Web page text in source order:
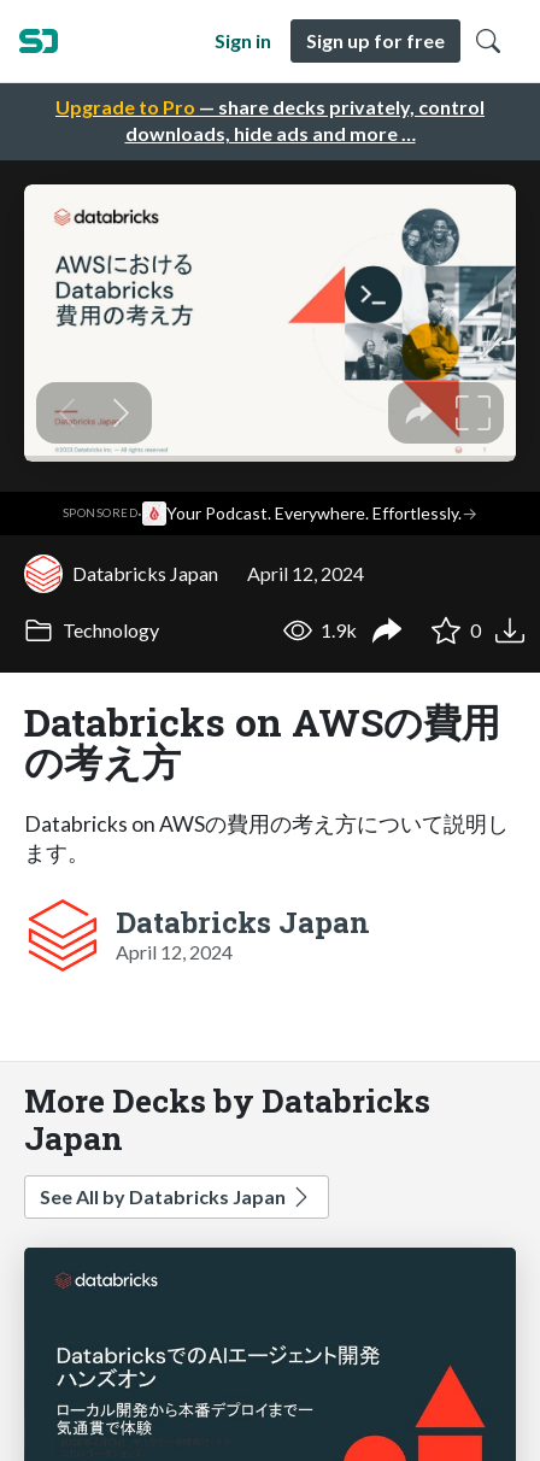
Upgrade to Pro — share decks privately, control
downloads, hide ads and more …
Sign in Sign up for free
SPONSORED· Your Podcast. Everywhere. Effortlessly.→
Databricks Japan April 12, 2024
Technology 1.9k 0
Databricks on AWSの費用
の考え方
Databricks on AWSの費用の考え方について説明し
ます。
Databricks Japan
April 12, 2024
More Decks by Databricks
Japan
See All by Databricks Japan